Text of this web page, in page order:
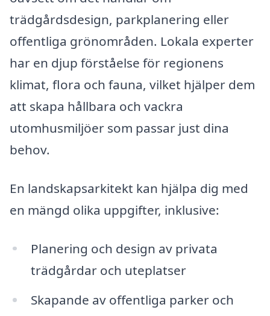
trädgårdsdesign, parkplanering eller
offentliga grönområden. Lokala experter
har en djup förståelse för regionens
klimat, flora och fauna, vilket hjälper dem
att skapa hållbara och vackra
utomhusmiljöer som passar just dina
behov.
En landskapsarkitekt kan hjälpa dig med
en mängd olika uppgifter, inklusive:
Planering och design av privata
trädgårdar och uteplatser
Skapande av offentliga parker och